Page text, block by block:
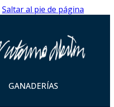
Saltar al pie de página
GANADERÍAS